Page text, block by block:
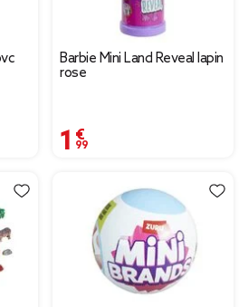
Barbie Mini Land Reveal lapin
rose
1,99 €